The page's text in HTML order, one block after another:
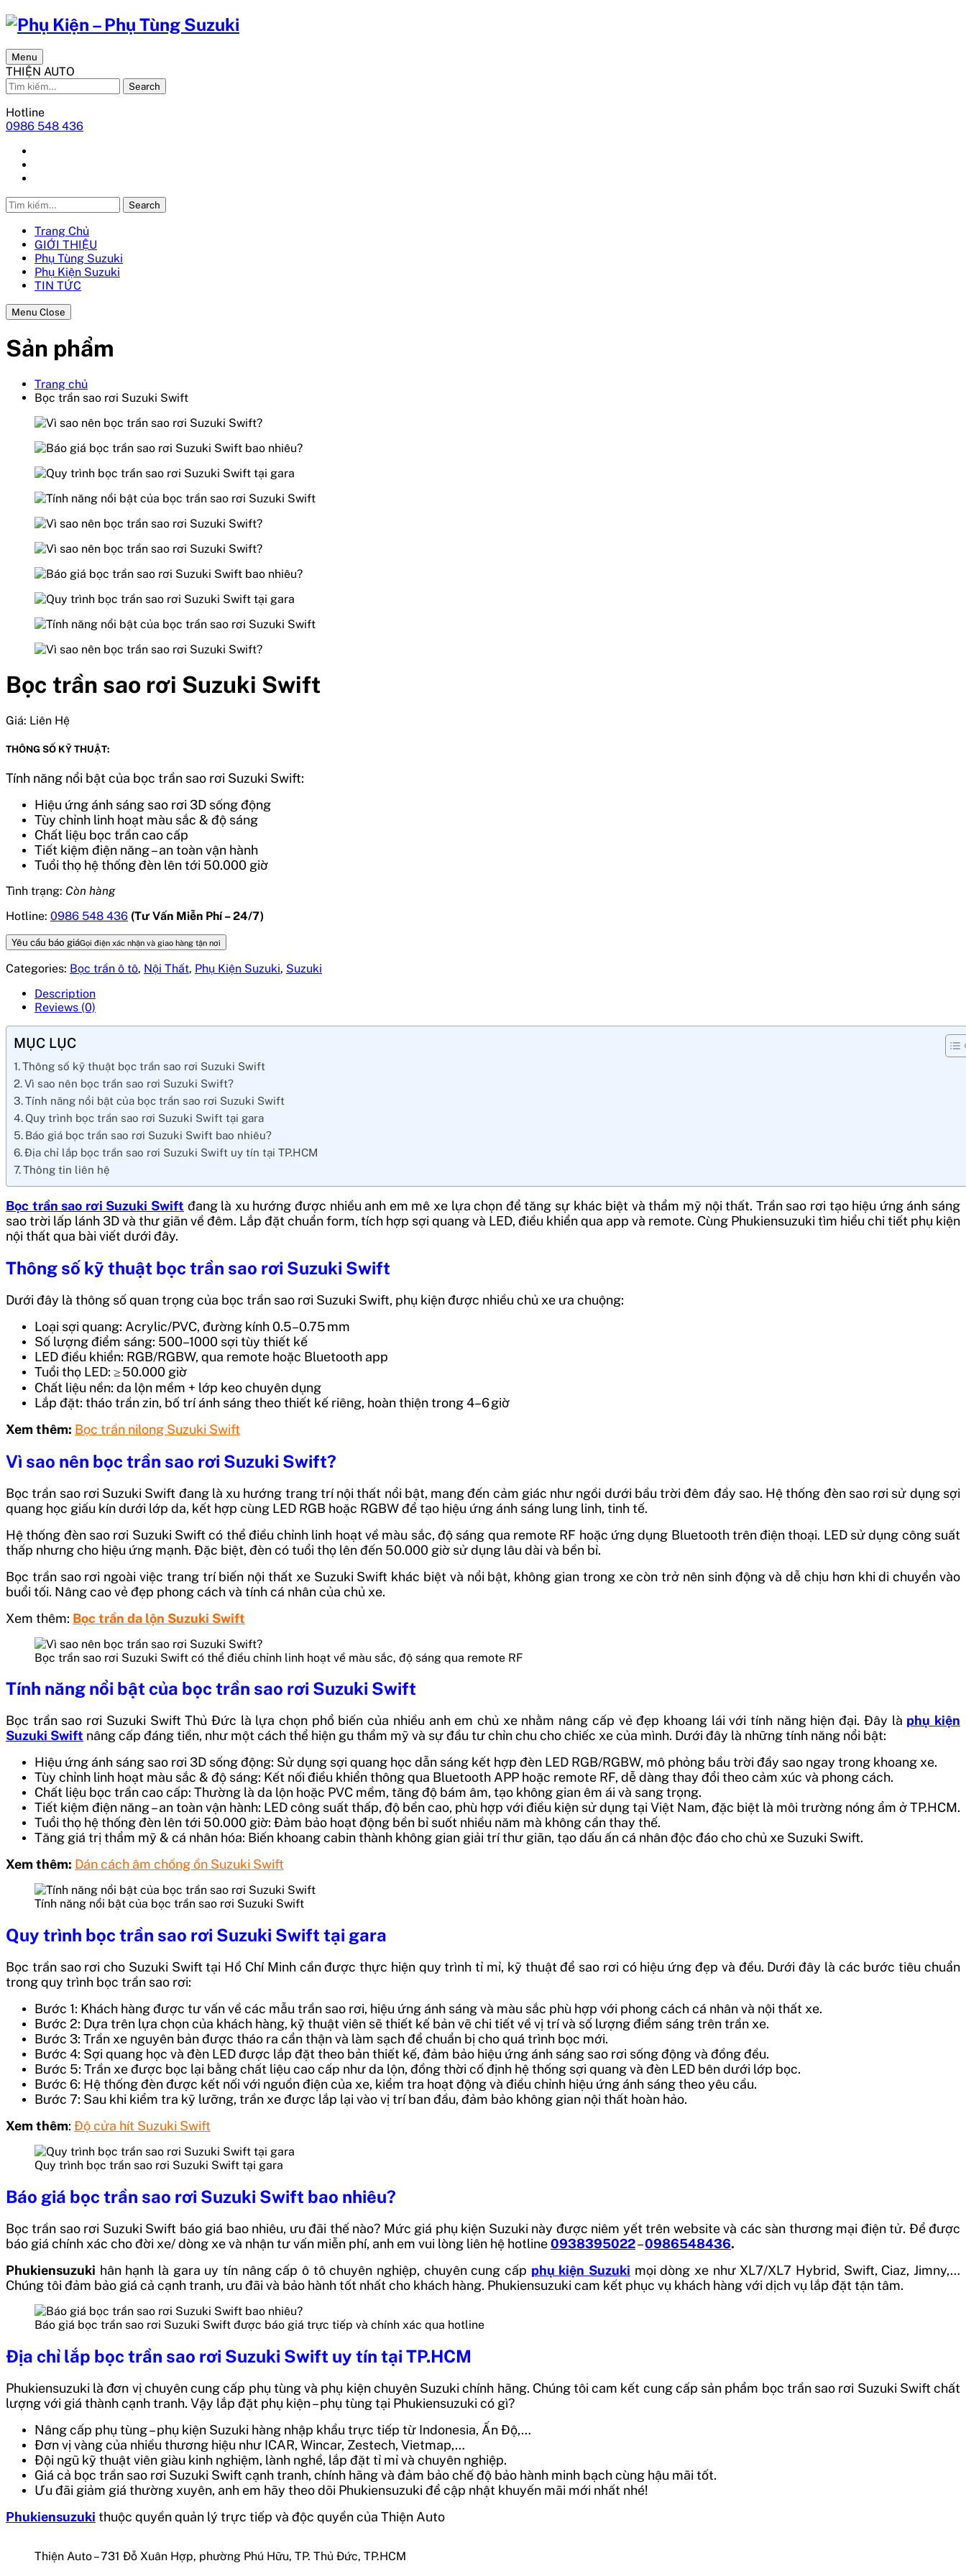
Menu
THIỆN AUTO
Search
Hotline
0986 548 436
Search
Trang Chủ
GIỚI THIỆU
Phụ Tùng Suzuki
Phụ Kiện Suzuki
TIN TỨC
Menu Close
Sản phẩm
Trang chủ
Bọc trần sao rơi Suzuki Swift
Bọc trần sao rơi Suzuki Swift
Giá: Liên Hệ
THÔNG SỐ KỸ THUẬT:
Tính năng nổi bật của bọc trần sao rơi Suzuki Swift:
Hiệu ứng ánh sáng sao rơi 3D sống động
Tùy chỉnh linh hoạt màu sắc & độ sáng
Chất liệu bọc trần cao cấp
Tiết kiệm điện năng – an toàn vận hành
Tuổi thọ hệ thống đèn lên tới 50.000 giờ
Tình trạng: Còn hàng
Hotline: 0986 548 436 (Tư Vấn Miễn Phí – 24/7)
Yêu cầu báo giáGọi điện xác nhận và giao hàng tận nơi
Categories: Bọc trần ô tô, Nội Thất, Phụ Kiện Suzuki, Suzuki
Description
Reviews (0)
MỤC LỤC
Thông số kỹ thuật bọc trần sao rơi Suzuki Swift
Vì sao nên bọc trần sao rơi Suzuki Swift?
Tính năng nổi bật của bọc trần sao rơi Suzuki Swift
Quy trình bọc trần sao rơi Suzuki Swift tại gara
Báo giá bọc trần sao rơi Suzuki Swift bao nhiêu?
Địa chỉ lắp bọc trần sao rơi Suzuki Swift uy tín tại TP.HCM
Thông tin liên hệ
Bọc trần sao rơi Suzuki Swift đang là xu hướng được nhiều anh em mê xe lựa chọn để tăng sự khác biệt và thẩm mỹ nội thất. Trần sao rơi tạo hiệu ứng ánh sáng
sao trời lấp lánh 3D và thư giãn về đêm. Lắp đặt chuẩn form, tích hợp sợi quang và LED, điều khiển qua app và remote. Cùng Phukiensuzuki tìm hiểu chi tiết phụ kiện
nội thất qua bài viết dưới đây.
Thông số kỹ thuật bọc trần sao rơi Suzuki Swift
Dưới đây là thông số quan trọng của bọc trần sao rơi Suzuki Swift, phụ kiện được nhiều chủ xe ưa chuộng:
Loại sợi quang: Acrylic/PVC, đường kính 0.5–0.75 mm
Số lượng điểm sáng: 500–1000 sợi tùy thiết kế
LED điều khiển: RGB/RGBW, qua remote hoặc Bluetooth app
Tuổi thọ LED: ≥ 50.000 giờ
Chất liệu nền: da lộn mềm + lớp keo chuyên dụng
Lắp đặt: tháo trần zin, bố trí ánh sáng theo thiết kế riêng, hoàn thiện trong 4–6 giờ
Xem thêm: Bọc trần nilong Suzuki Swift
Vì sao nên bọc trần sao rơi Suzuki Swift?
Bọc trần sao rơi Suzuki Swift đang là xu hướng trang trí nội thất nổi bật, mang đến cảm giác như ngồi dưới bầu trời đêm đầy sao. Hệ thống đèn sao rơi sử dụng sợi
quang học giấu kín dưới lớp da, kết hợp cùng LED RGB hoặc RGBW để tạo hiệu ứng ánh sáng lung linh, tinh tế.
Hệ thống đèn sao rơi Suzuki Swift có thể điều chỉnh linh hoạt về màu sắc, độ sáng qua remote RF hoặc ứng dụng Bluetooth trên điện thoại. LED sử dụng công suất
thấp nhưng cho hiệu ứng mạnh. Đặc biệt, đèn có tuổi thọ lên đến 50.000 giờ sử dụng lâu dài và bền bỉ.
Bọc trần sao rơi ngoài việc trang trí biến nội thất xe Suzuki Swift khác biệt và nổi bật, không gian trong xe còn trở nên sinh động và dễ chịu hơn khi di chuyển vào
buổi tối. Nâng cao vẻ đẹp phong cách và tính cá nhân của chủ xe.
Xem thêm: Bọc trần da lộn Suzuki Swift
Bọc trần sao rơi Suzuki Swift có thể điều chỉnh linh hoạt về màu sắc, độ sáng qua remote RF
Tính năng nổi bật của bọc trần sao rơi Suzuki Swift
Bọc trần sao rơi Suzuki Swift Thủ Đức là lựa chọn phổ biến của nhiều anh em chủ xe nhằm nâng cấp vẻ đẹp khoang lái với tính năng hiện đại. Đây là phụ kiện
Suzuki Swift nâng cấp đáng tiền, như một cách thể hiện gu thẩm mỹ và sự đầu tư chỉn chu cho chiếc xe của mình. Dưới đây là những tính năng nổi bật:
Hiệu ứng ánh sáng sao rơi 3D sống động: Sử dụng sợi quang học dẫn sáng kết hợp đèn LED RGB/RGBW, mô phỏng bầu trời đầy sao ngay trong khoang xe.
Tùy chỉnh linh hoạt màu sắc & độ sáng: Kết nối điều khiển thông qua Bluetooth APP hoặc remote RF, dễ dàng thay đổi theo cảm xúc và phong cách.
Chất liệu bọc trần cao cấp: Thường là da lộn hoặc PVC mềm, tăng độ bám âm, tạo không gian êm ái và sang trọng.
Tiết kiệm điện năng – an toàn vận hành: LED công suất thấp, độ bền cao, phù hợp với điều kiện sử dụng tại Việt Nam, đặc biệt là môi trường nóng ẩm ở TP.HCM.
Tuổi thọ hệ thống đèn lên tới 50.000 giờ: Đảm bảo hoạt động bền bỉ suốt nhiều năm mà không cần thay thế.
Tăng giá trị thẩm mỹ & cá nhân hóa: Biến khoang cabin thành không gian giải trí thư giãn, tạo dấu ấn cá nhân độc đáo cho chủ xe Suzuki Swift.
Xem thêm: Dán cách âm chống ồn Suzuki Swift
Tính năng nổi bật của bọc trần sao rơi Suzuki Swift
Quy trình bọc trần sao rơi Suzuki Swift tại gara
Bọc trần sao rơi cho Suzuki Swift tại Hồ Chí Minh cần được thực hiện quy trình tỉ mỉ, kỹ thuật để sao rơi có hiệu ứng đẹp và đều. Dưới đây là các bước tiêu chuẩn
trong quy trình bọc trần sao rơi:​
Bước 1: Khách hàng được tư vấn về các mẫu trần sao rơi, hiệu ứng ánh sáng và màu sắc phù hợp với phong cách cá nhân và nội thất xe.
Bước 2: Dựa trên lựa chọn của khách hàng, kỹ thuật viên sẽ thiết kế bản vẽ chi tiết về vị trí và số lượng điểm sáng trên trần xe.
Bước 3: Trần xe nguyên bản được tháo ra cẩn thận và làm sạch để chuẩn bị cho quá trình bọc mới.
Bước 4: Sợi quang học và đèn LED được lắp đặt theo bản thiết kế, đảm bảo hiệu ứng ánh sáng sao rơi sống động và đồng đều.
Bước 5: Trần xe được bọc lại bằng chất liệu cao cấp như da lộn, đồng thời cố định hệ thống sợi quang và đèn LED bên dưới lớp bọc.
Bước 6: Hệ thống đèn được kết nối với nguồn điện của xe, kiểm tra hoạt động và điều chỉnh hiệu ứng ánh sáng theo yêu cầu.
Bước 7: Sau khi kiểm tra kỹ lưỡng, trần xe được lắp lại vào vị trí ban đầu, đảm bảo không gian nội thất hoàn hảo.
Xem thêm: Độ cửa hít Suzuki Swift
Quy trình bọc trần sao rơi Suzuki Swift tại gara
Báo giá bọc trần sao rơi Suzuki Swift bao nhiêu?
Bọc trần sao rơi Suzuki Swift báo giá bao nhiêu, ưu đãi thế nào? Mức giá phụ kiện Suzuki này được niêm yết trên website và các sàn thương mại điện tử. Để được
báo giá chính xác cho đời xe/ dòng xe và nhận tư vấn miễn phí, anh em vui lòng liên hệ hotline0938395022–0986548436.
Phukiensuzuki hân hạnh là gara uy tín nâng cấp ô tô chuyên nghiệp, chuyên cung cấp phụ kiện Suzuki mọi dòng xe như XL7/XL7 Hybrid, Swift, Ciaz, Jimny,…
Chúng tôi đảm bảo giá cả cạnh tranh, ưu đãi và bảo hành tốt nhất cho khách hàng. Phukiensuzuki cam kết phục vụ khách hàng với dịch vụ lắp đặt tận tâm.
Báo giá bọc trần sao rơi Suzuki Swift được báo giá trực tiếp và chính xác qua hotline
Địa chỉ lắp bọc trần sao rơi Suzuki Swift uy tín tại TP.HCM
Phukiensuzuki là đơn vị chuyên cung cấp phụ tùng và phụ kiện chuyên Suzuki chính hãng. Chúng tôi cam kết cung cấp sản phẩm bọc trần sao rơi Suzuki Swift chất
lượng với giá thành cạnh tranh. Vậy lắp đặt phụ kiện – phụ tùng tại Phukiensuzuki có gì?
Nâng cấp phụ tùng – phụ kiện Suzuki hàng nhập khẩu trực tiếp từ Indonesia, Ấn Độ,…
Đơn vị vàng của nhiều thương hiệu như ICAR, Wincar, Zestech, Vietmap,…
Đội ngũ kỹ thuật viên giàu kinh nghiệm, lành nghề, lắp đặt tỉ mỉ và chuyên nghiệp.
Giá cả bọc trần sao rơi Suzuki Swift cạnh tranh, chính hãng và đảm bảo chế độ bảo hành minh bạch cùng hậu mãi tốt.
Ưu đãi giảm giá thường xuyên, anh em hãy theo dõi Phukiensuzuki để cập nhật khuyến mãi mới nhất nhé!
Phukiensuzuki thuộc quyền quản lý trực tiếp và độc quyền của Thiện Auto
Thiện Auto – 731 Đỗ Xuân Hợp, phường Phú Hữu, TP. Thủ Đức, TP.HCM